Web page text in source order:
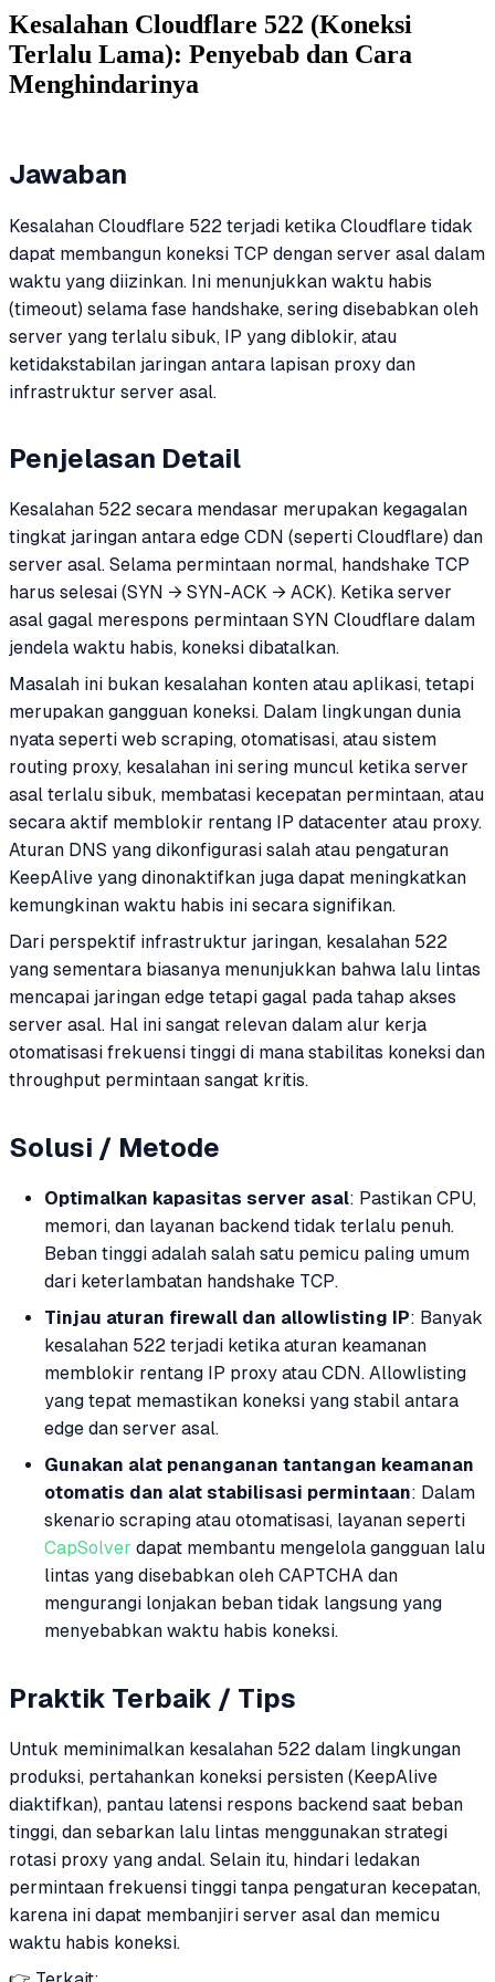
Kesalahan Cloudflare 522 (Koneksi
Terlalu Lama): Penyebab dan Cara
Menghindarinya
Jawaban
Kesalahan Cloudflare 522 terjadi ketika Cloudflare tidak
dapat membangun koneksi TCP dengan server asal dalam
waktu yang diizinkan. Ini menunjukkan waktu habis
(timeout) selama fase handshake, sering disebabkan oleh
server yang terlalu sibuk, IP yang diblokir, atau
ketidakstabilan jaringan antara lapisan proxy dan
infrastruktur server asal.
Penjelasan Detail
Kesalahan 522 secara mendasar merupakan kegagalan
tingkat jaringan antara edge CDN (seperti Cloudflare) dan
server asal. Selama permintaan normal, handshake TCP
harus selesai (SYN → SYN-ACK → ACK). Ketika server
asal gagal merespons permintaan SYN Cloudflare dalam
jendela waktu habis, koneksi dibatalkan.
Masalah ini bukan kesalahan konten atau aplikasi, tetapi
merupakan gangguan koneksi. Dalam lingkungan dunia
nyata seperti web scraping, otomatisasi, atau sistem
routing proxy, kesalahan ini sering muncul ketika server
asal terlalu sibuk, membatasi kecepatan permintaan, atau
secara aktif memblokir rentang IP datacenter atau proxy.
Aturan DNS yang dikonfigurasi salah atau pengaturan
KeepAlive yang dinonaktifkan juga dapat meningkatkan
kemungkinan waktu habis ini secara signifikan.
Dari perspektif infrastruktur jaringan, kesalahan 522
yang sementara biasanya menunjukkan bahwa lalu lintas
mencapai jaringan edge tetapi gagal pada tahap akses
server asal. Hal ini sangat relevan dalam alur kerja
otomatisasi frekuensi tinggi di mana stabilitas koneksi dan
throughput permintaan sangat kritis.
Solusi / Metode
Optimalkan kapasitas server asal: Pastikan CPU,
memori, dan layanan backend tidak terlalu penuh.
Beban tinggi adalah salah satu pemicu paling umum
dari keterlambatan handshake TCP.
Tinjau aturan firewall dan allowlisting IP: Banyak
kesalahan 522 terjadi ketika aturan keamanan
memblokir rentang IP proxy atau CDN. Allowlisting
yang tepat memastikan koneksi yang stabil antara
edge dan server asal.
Gunakan alat penanganan tantangan keamanan
otomatis dan alat stabilisasi permintaan: Dalam
skenario scraping atau otomatisasi, layanan seperti
CapSolver dapat membantu mengelola gangguan lalu
lintas yang disebabkan oleh CAPTCHA dan
mengurangi lonjakan beban tidak langsung yang
menyebabkan waktu habis koneksi.
Praktik Terbaik / Tips
Untuk meminimalkan kesalahan 522 dalam lingkungan
produksi, pertahankan koneksi persisten (KeepAlive
diaktifkan), pantau latensi respons backend saat beban
tinggi, dan sebarkan lalu lintas menggunakan strategi
rotasi proxy yang andal. Selain itu, hindari ledakan
permintaan frekuensi tinggi tanpa pengaturan kecepatan,
karena ini dapat membanjiri server asal dan memicu
waktu habis koneksi.